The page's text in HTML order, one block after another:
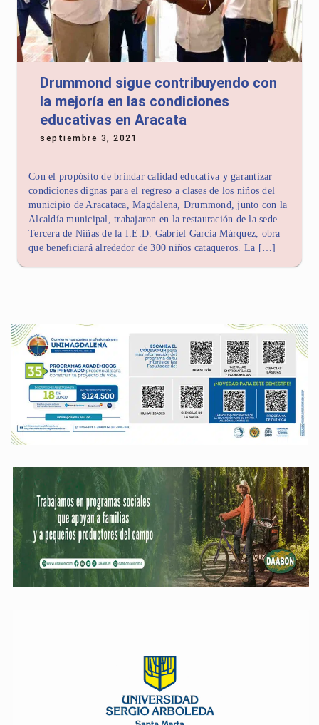
Drummond sigue contribuyendo con
la mejoría en las condiciones
educativas en Aracata
septiembre 3, 2021
Con el propósito de brindar calidad educativa y garantizar
condiciones dignas para el regreso a clases de los niños del
municipio de Aracataca, Magdalena, Drummond, junto con la
Alcaldía municipal, trabajaron en la restauración de la sede
Tercera de Niñas de la I.E.D. Gabriel García Márquez, obra
que beneficiará alrededor de 300 niños cataqueros. La […]